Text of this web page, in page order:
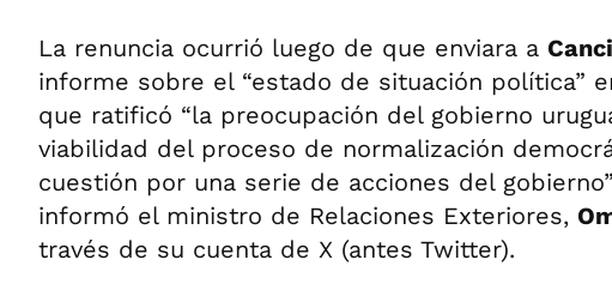
La renuncia ocurrió luego de que enviara a
informe sobre el “estado de situación política”
que ratificó “la preocupación del gobierno
viabilidad del proceso de normalización
cuestión por una serie de acciones del
informó el ministro de Relaciones Exteriores,
través de su cuenta de X (antes Twitter).